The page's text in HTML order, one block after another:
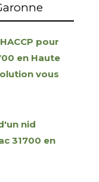
pour
en Haute
vous
nid
31700 en